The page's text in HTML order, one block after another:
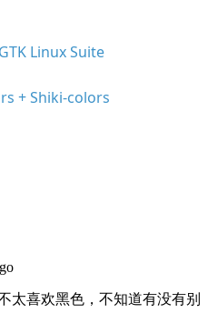
Linux Suite
+ Shiki-colors